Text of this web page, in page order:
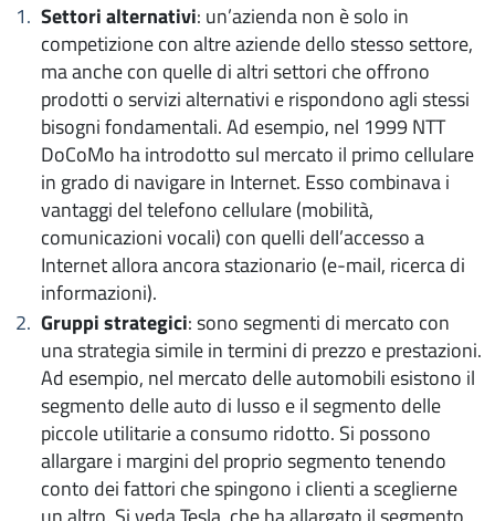
Settori alternativi: un’azienda non è solo in
competizione con altre aziende dello stesso settore,
ma anche con quelle di altri settori che offrono
prodotti o servizi alternativi e rispondono agli stessi
bisogni fondamentali. Ad esempio, nel 1999 NTT
DoCoMo ha introdotto sul mercato il primo cellulare
in grado di navigare in Internet. Esso combinava i
vantaggi del telefono cellulare (mobilità,
comunicazioni vocali) con quelli dell’accesso a
Internet allora ancora stazionario (e-mail, ricerca di
informazioni).
Gruppi strategici: sono segmenti di mercato con
una strategia simile in termini di prezzo e prestazioni.
Ad esempio, nel mercato delle automobili esistono il
segmento delle auto di lusso e il segmento delle
piccole utilitarie a consumo ridotto. Si possono
allargare i margini del proprio segmento tenendo
conto dei fattori che spingono i clienti a sceglierne